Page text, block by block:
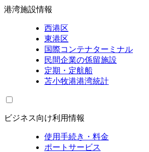
港湾施設情報
西港区
東港区
国際コンテナターミナル
民間企業の係留施設
定期・定航船
苫小牧港港湾統計
ビジネス向け利用情報
使用手続き・料金
ポートサービス